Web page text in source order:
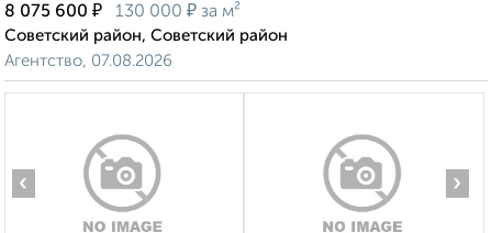
8 075 600 ₽ 130 000 ₽ за м²
Советский район, Советский район
Агентство, 07.08.2026
‹ ›